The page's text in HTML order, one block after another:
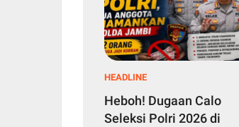
HEADLINE
Heboh! Dugaan Calo
Seleksi Polri 2026 di